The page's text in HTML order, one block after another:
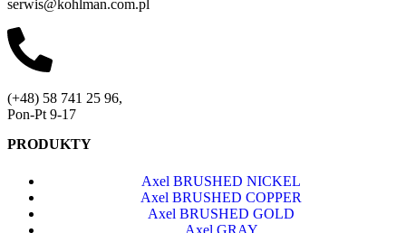
serwis@kohlman.com.pl
(+48) 58 741 25 96,
Pon-Pt 9-17
PRODUKTY
Axel BRUSHED NICKEL
Axel BRUSHED COPPER
Axel BRUSHED GOLD
Axel GRAY